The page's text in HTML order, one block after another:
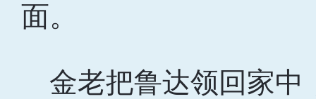
面。
金老把鲁达领回家中